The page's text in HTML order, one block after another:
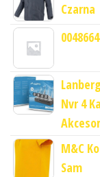
Czarna
Nvr 4
M&C
Sam